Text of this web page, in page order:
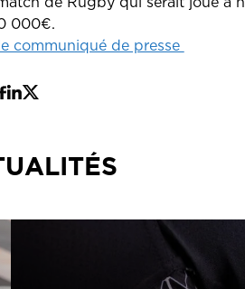
000€.
communiqué de presse